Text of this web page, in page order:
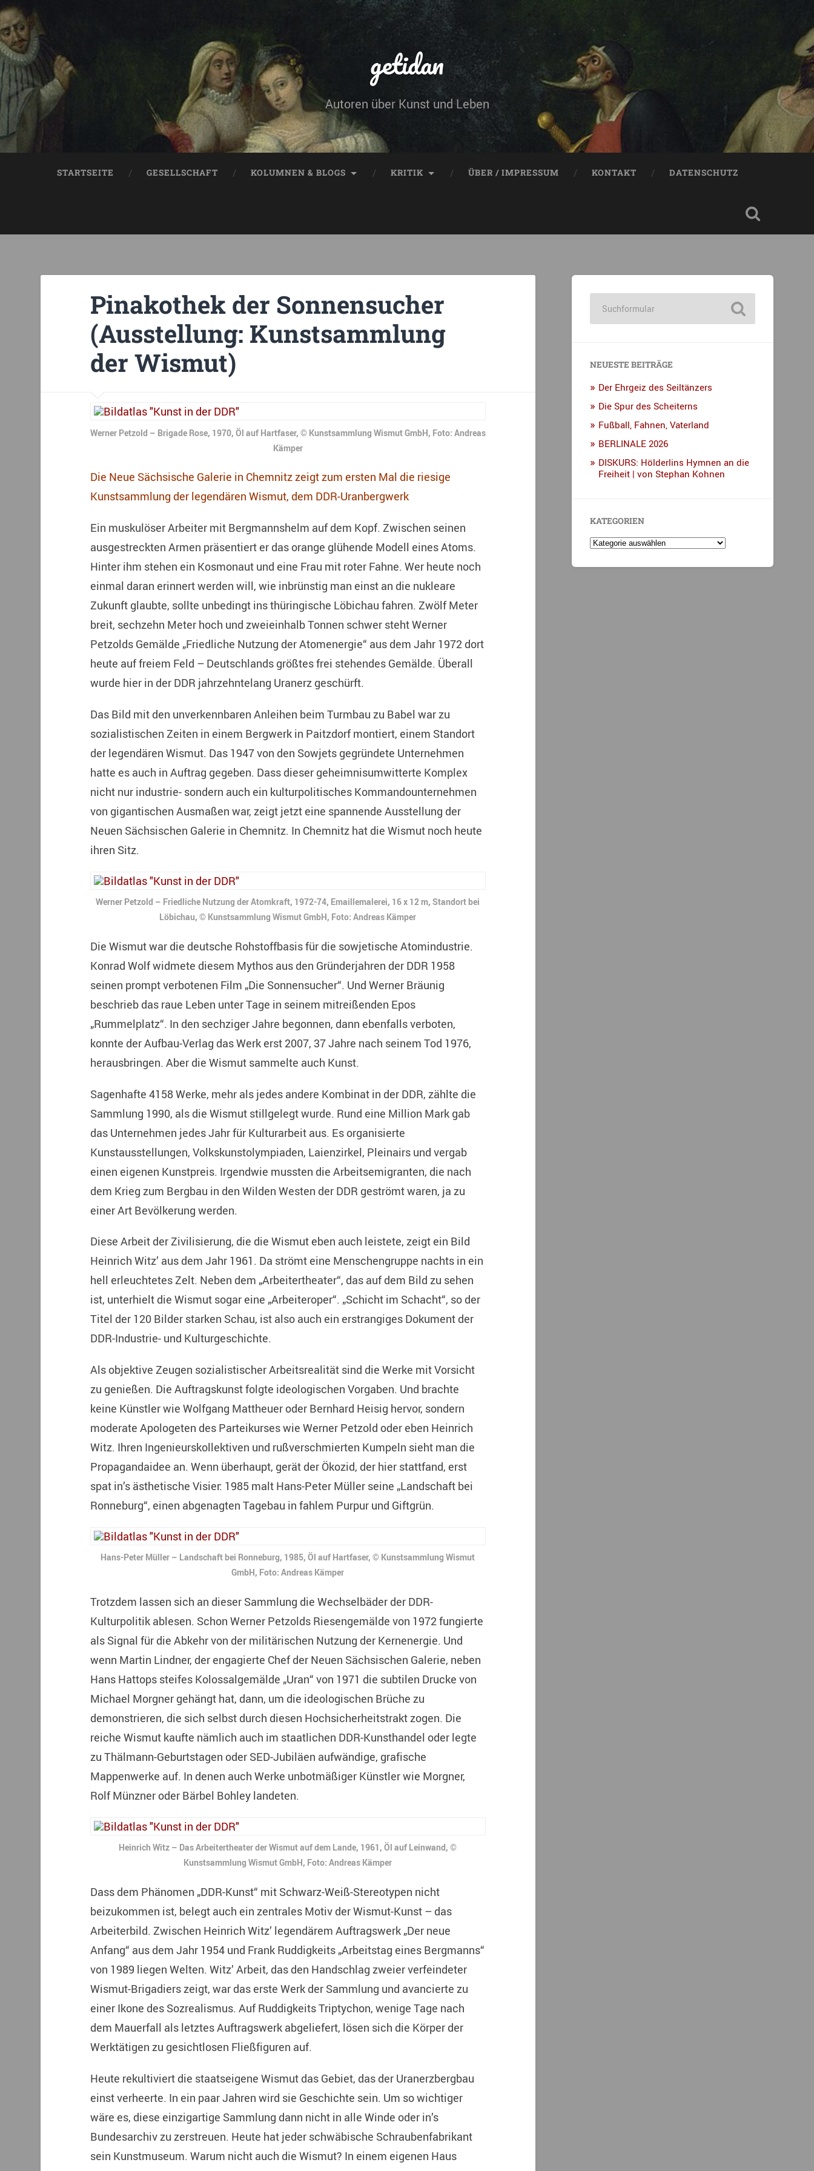
getidan
Autoren über Kunst und Leben
STARTSEITE GESELLSCHAFT KOLUMNEN & BLOGS KRITIK ÜBER / IMPRESSUM KONTAKT DATENSCHUTZ
Pinakothek der Sonnensucher
(Ausstellung: Kunstsammlung
der Wismut)
Werner Petzold – Brigade Rose, 1970, Öl auf Hartfaser, © Kunstsammlung Wismut GmbH, Foto: Andreas
Kämper
Die Neue Sächsische Galerie in Chemnitz zeigt zum ersten Mal die riesige
Kunstsammlung der legendären Wismut, dem DDR-Uranbergwerk
Ein muskulöser Arbeiter mit Bergmannshelm auf dem Kopf. Zwischen seinen
ausgestreckten Armen präsentiert er das orange glühende Modell eines Atoms.
Hinter ihm stehen ein Kosmonaut und eine Frau mit roter Fahne. Wer heute noch
einmal daran erinnert werden will, wie inbrünstig man einst an die nukleare
Zukunft glaubte, sollte unbedingt ins thüringische Löbichau fahren. Zwölf Meter
breit, sechzehn Meter hoch und zweieinhalb Tonnen schwer steht Werner
Petzolds Gemälde „Friedliche Nutzung der Atomenergie“ aus dem Jahr 1972 dort
heute auf freiem Feld – Deutschlands größtes frei stehendes Gemälde. Überall
wurde hier in der DDR jahrzehntelang Uranerz geschürft.
Das Bild mit den unverkennbaren Anleihen beim Turmbau zu Babel war zu
sozialistischen Zeiten in einem Bergwerk in Paitzdorf montiert, einem Standort
der legendären Wismut. Das 1947 von den Sowjets gegründete Unternehmen
hatte es auch in Auftrag gegeben. Dass dieser geheimnisumwitterte Komplex
nicht nur industrie- sondern auch ein kulturpolitisches Kommandounternehmen
von gigantischen Ausmaßen war, zeigt jetzt eine spannende Ausstellung der
Neuen Sächsischen Galerie in Chemnitz. In Chemnitz hat die Wismut noch heute
ihren Sitz.
Werner Petzold – Friedliche Nutzung der Atomkraft, 1972-74, Emaillemalerei, 16 x 12 m, Standort bei
Löbichau, © Kunstsammlung Wismut GmbH, Foto: Andreas Kämper
Die Wismut war die deutsche Rohstoffbasis für die sowjetische Atomindustrie.
Konrad Wolf widmete diesem Mythos aus den Gründerjahren der DDR 1958
seinen prompt verbotenen Film „Die Sonnensucher“. Und Werner Bräunig
beschrieb das raue Leben unter Tage in seinem mitreißenden Epos
„Rummelplatz“. In den sechziger Jahre begonnen, dann ebenfalls verboten,
konnte der Aufbau-Verlag das Werk erst 2007, 37 Jahre nach seinem Tod 1976,
herausbringen. Aber die Wismut sammelte auch Kunst.
Sagenhafte 4158 Werke, mehr als jedes andere Kombinat in der DDR, zählte die
Sammlung 1990, als die Wismut stillgelegt wurde. Rund eine Million Mark gab
das Unternehmen jedes Jahr für Kulturarbeit aus. Es organisierte
Kunstausstellungen, Volkskunstolympiaden, Laienzirkel, Pleinairs und vergab
einen eigenen Kunstpreis. Irgendwie mussten die Arbeitsemigranten, die nach
dem Krieg zum Bergbau in den Wilden Westen der DDR geströmt waren, ja zu
einer Art Bevölkerung werden.
Diese Arbeit der Zivilisierung, die die Wismut eben auch leistete, zeigt ein Bild
Heinrich Witz’ aus dem Jahr 1961. Da strömt eine Menschengruppe nachts in ein
hell erleuchtetes Zelt. Neben dem „Arbeitertheater“, das auf dem Bild zu sehen
ist, unterhielt die Wismut sogar eine „Arbeiteroper“. „Schicht im Schacht“, so der
Titel der 120 Bilder starken Schau, ist also auch ein erstrangiges Dokument der
DDR-Industrie- und Kulturgeschichte.
Als objektive Zeugen sozialistischer Arbeitsrealität sind die Werke mit Vorsicht
zu genießen. Die Auftragskunst folgte ideologischen Vorgaben. Und brachte
keine Künstler wie Wolfgang Mattheuer oder Bernhard Heisig hervor, sondern
moderate Apologeten des Parteikurses wie Werner Petzold oder eben Heinrich
Witz. Ihren Ingenieurskollektiven und rußverschmierten Kumpeln sieht man die
Propagandaidee an. Wenn überhaupt, gerät der Ökozid, der hier stattfand, erst
spat in’s ästhetische Visier: 1985 malt Hans-Peter Müller seine „Landschaft bei
Ronneburg“, einen abgenagten Tagebau in fahlem Purpur und Giftgrün.
Hans-Peter Müller – Landschaft bei Ronneburg, 1985, Öl auf Hartfaser, © Kunstsammlung Wismut
GmbH, Foto: Andreas Kämper
Trotzdem lassen sich an dieser Sammlung die Wechselbäder der DDR-
Kulturpolitik ablesen. Schon Werner Petzolds Riesengemälde von 1972 fungierte
als Signal für die Abkehr von der militärischen Nutzung der Kernenergie. Und
wenn Martin Lindner, der engagierte Chef der Neuen Sächsischen Galerie, neben
Hans Hattops steifes Kolossalgemälde „Uran“ von 1971 die subtilen Drucke von
Michael Morgner gehängt hat, dann, um die ideologischen Brüche zu
demonstrieren, die sich selbst durch diesen Hochsicherheitstrakt zogen. Die
reiche Wismut kaufte nämlich auch im staatlichen DDR-Kunsthandel oder legte
zu Thälmann-Geburtstagen oder SED-Jubiläen aufwändige, grafische
Mappenwerke auf. In denen auch Werke unbotmäßiger Künstler wie Morgner,
Rolf Münzner oder Bärbel Bohley landeten.
Heinrich Witz – Das Arbeitertheater der Wismut auf dem Lande, 1961, Öl auf Leinwand, ©
Kunstsammlung Wismut GmbH, Foto: Andreas Kämper
Dass dem Phänomen „DDR-Kunst“ mit Schwarz-Weiß-Stereotypen nicht
beizukommen ist, belegt auch ein zentrales Motiv der Wismut-Kunst – das
Arbeiterbild. Zwischen Heinrich Witz’ legendärem Auftragswerk „Der neue
Anfang“ aus dem Jahr 1954 und Frank Ruddigkeits „Arbeitstag eines Bergmanns“
von 1989 liegen Welten. Witz’ Arbeit, das den Handschlag zweier verfeindeter
Wismut-Brigadiers zeigt, war das erste Werk der Sammlung und avancierte zu
einer Ikone des Sozrealismus. Auf Ruddigkeits Triptychon, wenige Tage nach
dem Mauerfall als letztes Auftragswerk abgeliefert, lösen sich die Körper der
Werktätigen zu gesichtlosen Fließfiguren auf.
Heute rekultiviert die staatseigene Wismut das Gebiet, das der Uranerzbergbau
einst verheerte. In ein paar Jahren wird sie Geschichte sein. Um so wichtiger
wäre es, diese einzigartige Sammlung dann nicht in alle Winde oder in’s
Bundesarchiv zu zerstreuen. Heute hat jeder schwäbische Schraubenfabrikant
sein Kunstmuseum. Warum nicht auch die Wismut? In einem eigenen Haus
NEUESTE BEITRÄGE
Der Ehrgeiz des Seiltänzers
Die Spur des Scheiterns
Fußball, Fahnen, Vaterland
BERLINALE 2026
DISKURS: Hölderlins Hymnen an die
Freiheit | von Stephan Kohnen
KATEGORIEN